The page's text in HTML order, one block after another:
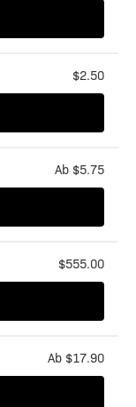
$2.50
Ab $5.75
$555.00
Ab $17.90